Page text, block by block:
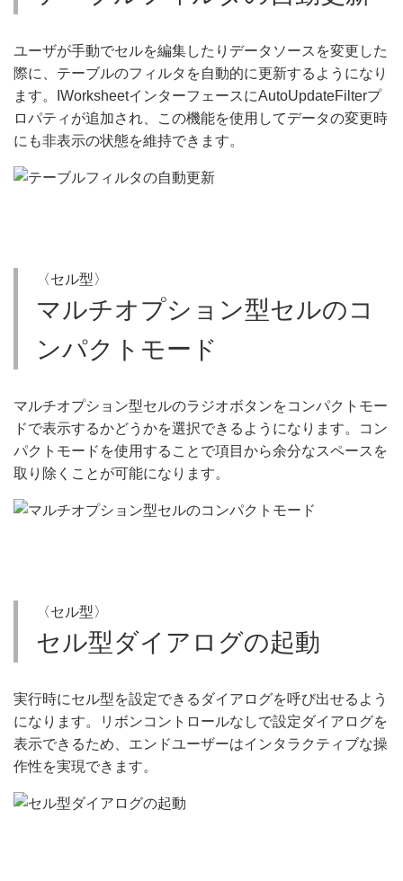
ユーザが手動でセルを編集したりデータソースを変更した
際に、テーブルのフィルタを自動的に更新するようになり
ます。IWorksheetインターフェースにAutoUpdateFilterプ
ロパティが追加され、この機能を使用してデータの変更時
にも非表示の状態を維持できます。
〈セル型〉
マルチオプション型セルのコ
ンパクトモード
マルチオプション型セルのラジオボタンをコンパクトモー
ドで表示するかどうかを選択できるようになります。コン
パクトモードを使用することで項目から余分なスペースを
取り除くことが可能になります。
〈セル型〉
セル型ダイアログの起動
実行時にセル型を設定できるダイアログを呼び出せるよう
になります。リボンコントロールなしで設定ダイアログを
表示できるため、エンドユーザーはインタラクティブな操
作性を実現できます。